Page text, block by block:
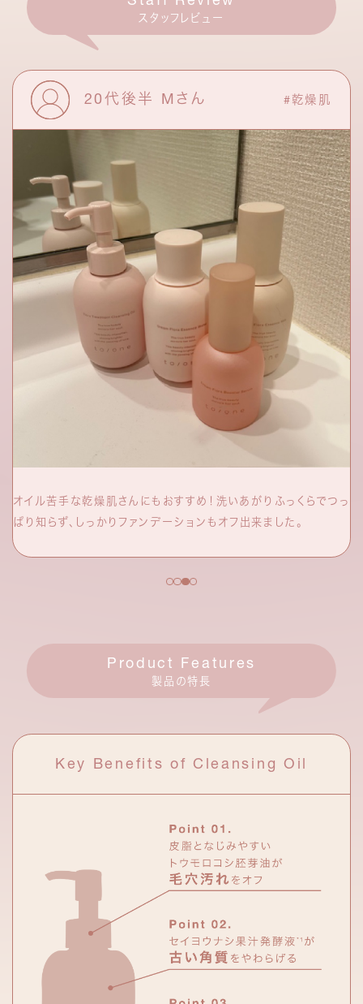
スタッフレビュー
20代後半 Mさん #乾燥肌
オイル苦手な乾燥肌さんにもおすすめ！洗いあがりふっくらでつっ
ぱり知らず、しっかりファンデーションもオフ出来ました。
Product Features
製品の特長
Key Benefits of Cleansing Oil